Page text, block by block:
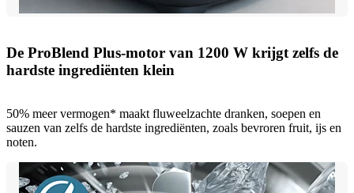
De ProBlend Plus-motor van 1200 W krijgt zelfs de
hardste ingrediënten klein
50% meer vermogen* maakt fluweelzachte dranken, soepen en
sauzen van zelfs de hardste ingrediënten, zoals bevroren fruit, ijs en
noten.